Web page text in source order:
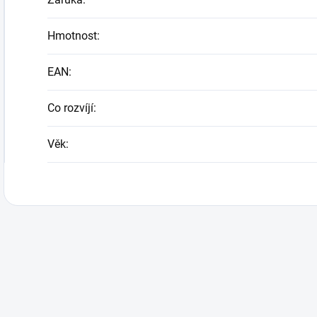
Hmotnost:
EAN:
Co rozvíjí:
Věk: